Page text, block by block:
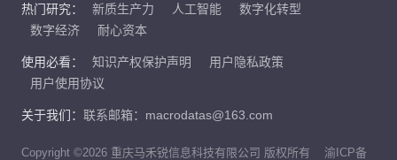
热门研究： 新质生产力 人工智能
数字化转型
数字经济
耐心资本
使用必看： 知识产权保护声明
用户隐私政策
用户使用协议
关于我们： 联系邮箱：macrodatas@163.com
Copyright ©2026 重庆马禾锐信息科技有限公司 版权所有
渝ICP备